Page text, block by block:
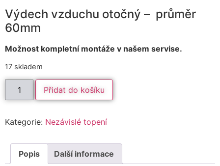
Výdech vzduchu otočný – průměr
60mm
Možnost kompletní montáže v našem servise.
17 skladem
Přidat do košíku
Kategorie: Nezávislé topení
Popis Další informace